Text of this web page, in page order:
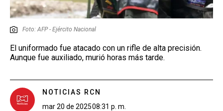
Foto: AFP - Ejército Nacional
El uniformado fue atacado con un rifle de alta precisión.
Aunque fue auxiliado, murió horas más tarde.
NOTICIAS RCN
mar 20 de 202508:31 p. m.